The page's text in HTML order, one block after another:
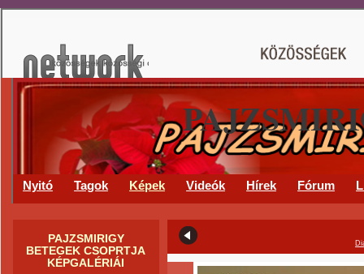
Nyitó Tagok Képek Videók Hírek Fórum
PAJZSMIRIGY
BETEGEK CSOPRTJA
KÉPGALÉRIÁI